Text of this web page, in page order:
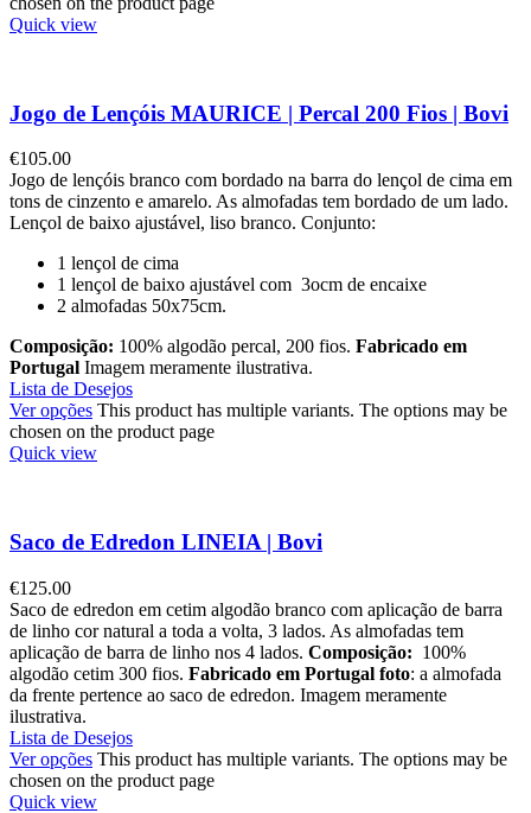
Quick view
Jogo de Lençóis MAURICE | Percal 200 Fios | Bovi
€105.00
Jogo de lençóis branco com bordado na barra do lençol de cima em
tons de cinzento e amarelo. As almofadas tem bordado de um lado.
Lençol de baixo ajustável, liso branco. Conjunto:
1 lençol de cima
1 lençol de baixo ajustável com 3ocm de encaixe
2 almofadas 50x75cm.
Composição: 100% algodão percal, 200 fios. Fabricado em
Portugal Imagem meramente ilustrativa.
Lista de Desejos
Ver opções This product has multiple variants. The options may be
chosen on the product page
Quick view
Saco de Edredon LINEIA | Bovi
€125.00
Saco de edredon em cetim algodão branco com aplicação de barra
de linho cor natural a toda a volta, 3 lados. As almofadas tem
aplicação de barra de linho nos 4 lados. Composição: 100%
algodão cetim 300 fios. Fabricado em Portugal foto: a almofada
da frente pertence ao saco de edredon. Imagem meramente
ilustrativa.
Lista de Desejos
Ver opções This product has multiple variants. The options may be
chosen on the product page
Quick view